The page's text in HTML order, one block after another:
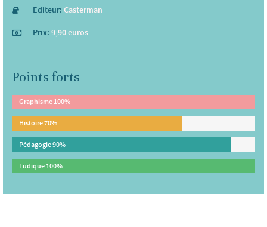
Editeur: Casterman
Prix: 9,90 euros
Points forts
Graphisme100%
Histoire70%
Pédagogie90%
Ludique100%